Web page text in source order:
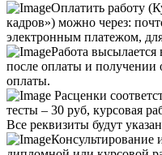
Оплатить работу
кадров») можно через:
электронным платежом,
Работа высылается
после оплаты и получении
оплаты.
Расценки
тесты – 30 руб, курсовая
Все реквизиты будут
Консультирование